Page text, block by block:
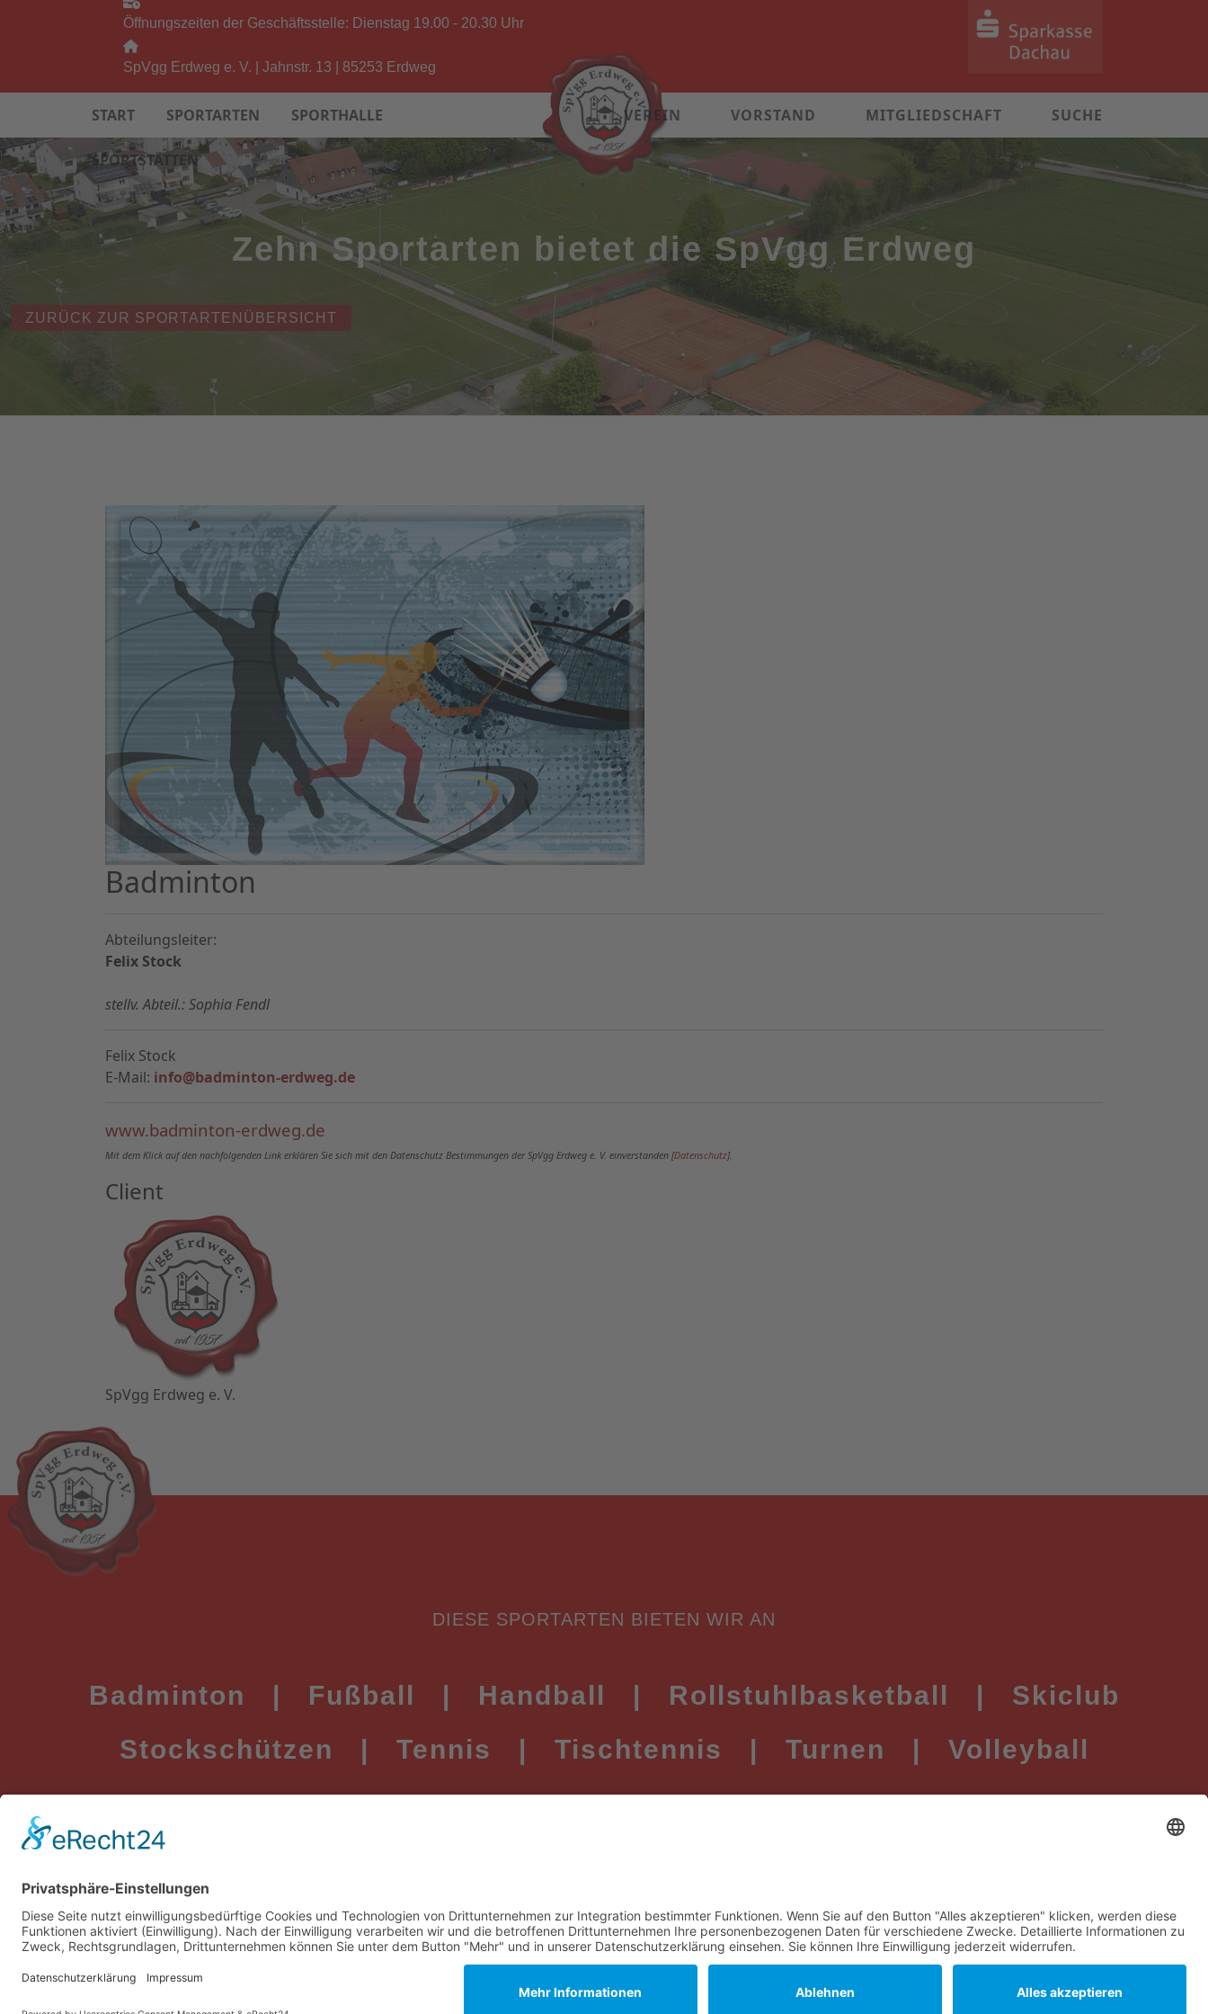
Öffnungszeiten der Geschäftsstelle: Dienstag 19.00 - 20.30 Uhr
SpVgg Erdweg e. V. | Jahnstr. 13 | 85253 Erdweg
START SPORTARTEN SPORTHALLE
SPORTSTÄTTEN
VEREIN VORSTAND MITGLIEDSCHAFT SUCHE
Zehn Sportarten bietet die SpVgg Erdweg
ZURÜCK ZUR SPORTARTENÜBERSICHT
Badminton
Abteilungsleiter:
Felix Stock
stellv. Abteil.: Sophia Fendl
Felix Stock
E-Mail: info@badminton-erdweg.de
www.badminton-erdweg.de
Mit dem Klick auf den nachfolgenden Link erklären Sie sich mit den Datenschutz Bestimmungen der SpVgg Erdweg e. V. einverstanden [Datenschutz].
Client
SpVgg Erdweg e. V.
DIESE SPORTARTEN BIETEN WIR AN
Badminton | Fußball | Handball | Rollstuhlbasketball | Skiclub
Stockschützen | Tennis | Tischtennis | Turnen | Volleyball
IMPRESSUM|DATENSCHUTZ |KONTAKT
Konzeption & Webdesign von Ölsner Werbung